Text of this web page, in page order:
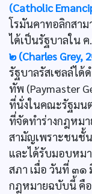
(Catholic
โรมันคาทอลิกสาม
ได้เป็นรัฐบาลใน
๒ (Charles Grey,
รัฐบาลรัสเซลล์ได้
ทัพ (Paymaster
ที่นั่งในคณะรัฐมน
ที่จัดทำร่างกฎหม
สามัญเพราะชนชั้น
และได้รับมอบหม
สภา เมื่อ วันที่ ๓๑
กฎหมายฉบับนี้ คือ